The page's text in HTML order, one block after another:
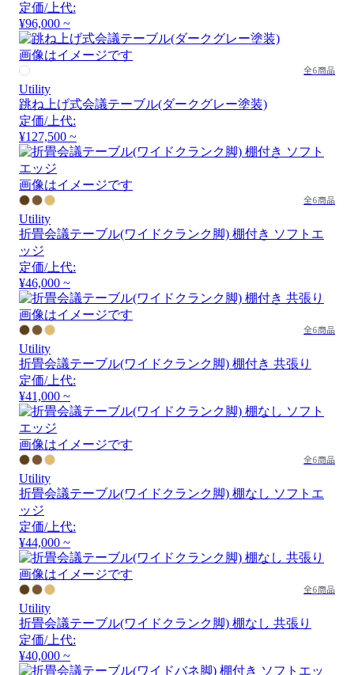
定価/上代:
¥96,000 ~
画像はイメージです
全6商品
Utility
跳ね上げ式会議テーブル(ダークグレー塗装)
定価/上代:
¥127,500 ~
画像はイメージです
全6商品
Utility
折畳会議テーブル(ワイドクランク脚) 棚付き ソフトエ
ッジ
定価/上代:
¥46,000 ~
画像はイメージです
全6商品
Utility
折畳会議テーブル(ワイドクランク脚) 棚付き 共張り
定価/上代:
¥41,000 ~
画像はイメージです
全6商品
Utility
折畳会議テーブル(ワイドクランク脚) 棚なし ソフトエ
ッジ
定価/上代:
¥44,000 ~
画像はイメージです
全6商品
Utility
折畳会議テーブル(ワイドクランク脚) 棚なし 共張り
定価/上代:
¥40,000 ~